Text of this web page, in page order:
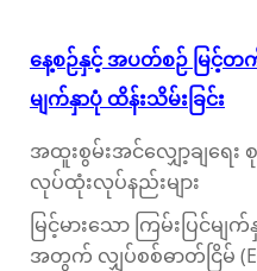
နေ့စဉ်နှင့် အပတ်စဉ် မြင့်တ
မျက်နှာပုံ ထိန်းသိမ်းခြင်း
အထူးစွမ်းအင်လျှော့ချရေး
လုပ်ထုံးလုပ်နည်းများ
မြင့်မားသော ကြမ်းပြင်မျ
အတွက် လျှပ်စစ်ဓာတ်ငြိမ်